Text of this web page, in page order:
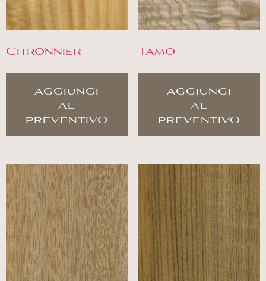
Citronnier
aggiungi
al
preventivo
Tamo
aggiungi
al
preventivo